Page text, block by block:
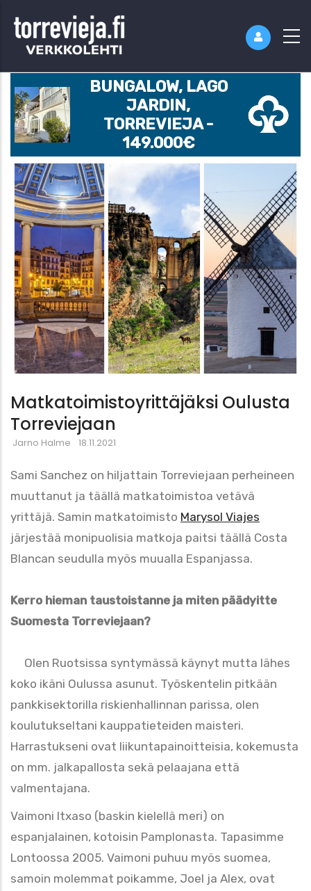
BUNGALOW, LAGO
JARDIN,
TORREVIEJA -
149.000€
Matkatoimistoyrittäjäksi Oulusta
Torreviejaan
Jarno Halme 18.11.2021
Sami Sanchez on hiljattain Torreviejaan perheineen
muuttanut ja täällä matkatoimistoa vetävä
yrittäjä. Samin matkatoimisto Marysol Viajes
järjestää monipuolisia matkoja paitsi täällä Costa
Blancan seudulla myös muualla Espanjassa.
Kerro hieman taustoistanne ja miten päädyitte
Suomesta Torreviejaan?
Olen Ruotsissa syntymässä käynyt mutta lähes
koko ikäni Oulussa asunut. Työskentelin pitkään
pankkisektorilla riskienhallinnan parissa, olen
koulutukseltani kauppatieteiden maisteri.
Harrastukseni ovat liikuntapainoitteisia, kokemusta
on mm. jalkapallosta sekä pelaajana että
valmentajana.
Vaimoni Itxaso (baskin kielellä meri) on
espanjalainen, kotoisin Pamplonasta. Tapasimme
Lontoossa 2005. Vaimoni puhuu myös suomea,
samoin molemmat poikamme, Joel ja Alex, ovat